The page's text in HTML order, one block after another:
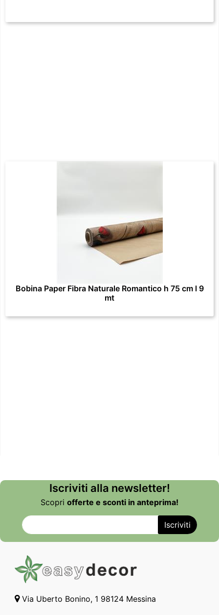
Bobina Paper Fibra Naturale Romantico h 75 cm l 9
mt
Iscriviti alla newsletter!
Scopri offerte e sconti in anteprima!
Via Uberto Bonino, 1 98124 Messina